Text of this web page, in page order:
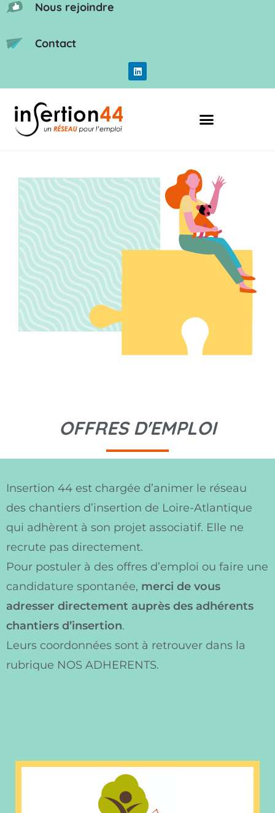
Nous rejoindre
Contact
OFFRES D'EMPLOI
Insertion 44 est chargée d’animer le réseau
des chantiers d’insertion de Loire-Atlantique
qui adhèrent à son projet associatif. Elle ne
recrute pas directement.
Pour postuler à des offres d’emploi ou faire une
candidature spontanée, merci de vous
adresser directement auprès des adhérents
chantiers d’insertion.
Leurs coordonnées sont à retrouver dans la
rubrique NOS ADHERENTS.